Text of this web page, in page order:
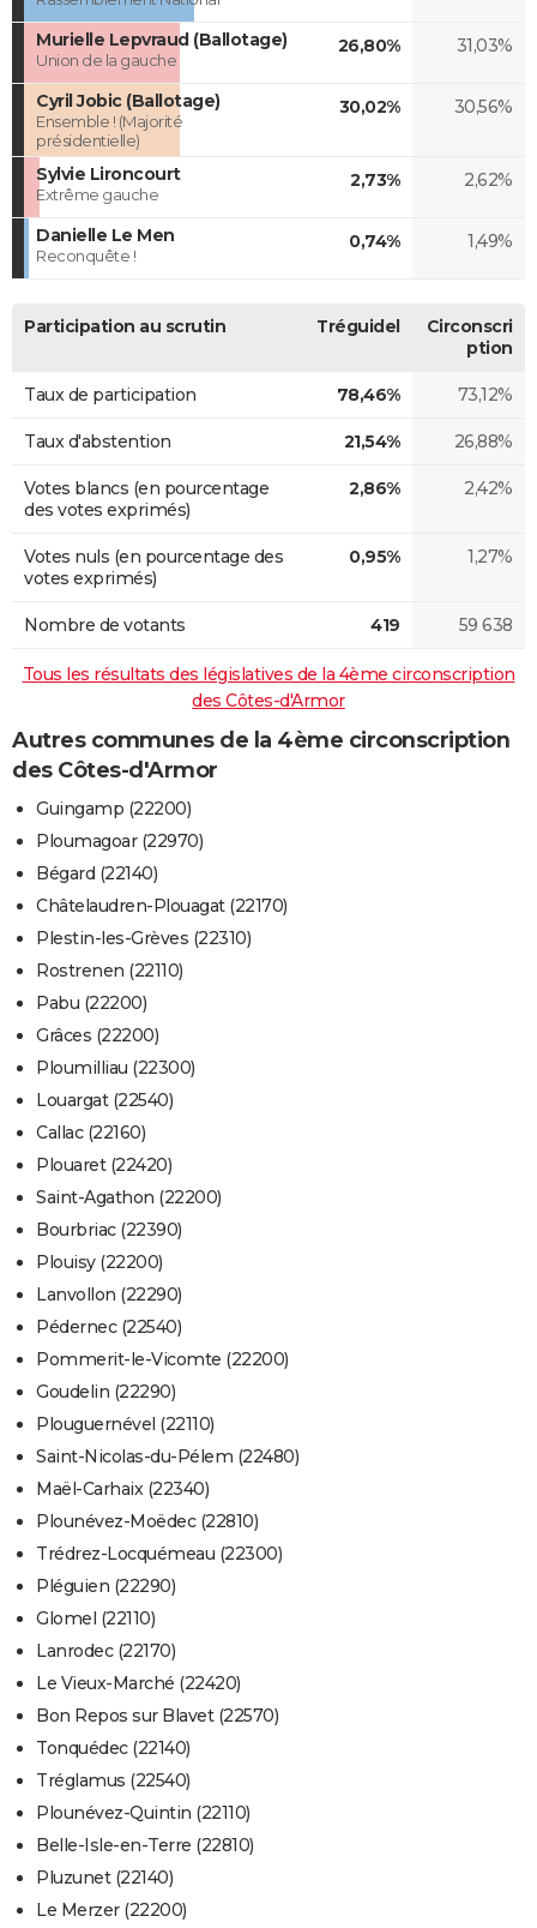
Murielle Lepvraud (Ballotage)
Union de la gauche
26,80% 31,03%
Cyril Jobic (Ballotage)
Ensemble ! (Majorité
présidentielle)
30,02% 30,56%
Sylvie Lironcourt
Extrême gauche
2,73% 2,62%
Danielle Le Men
Reconquête !
0,74% 1,49%
Participation au scrutin Tréguidel
Circonscri
ption
Taux de participation 78,46% 73,12%
Taux d'abstention 21,54% 26,88%
Votes blancs (en pourcentage
des votes exprimés)
2,86% 2,42%
Votes nuls (en pourcentage des
votes exprimés)
0,95% 1,27%
Nombre de votants 419 59 638
Tous les résultats des législatives de la 4ème circonscription
des Côtes-d'Armor
Autres communes de la 4ème circonscription
des Côtes-d'Armor
Guingamp (22200)
Ploumagoar (22970)
Bégard (22140)
Châtelaudren-Plouagat (22170)
Plestin-les-Grèves (22310)
Rostrenen (22110)
Pabu (22200)
Grâces (22200)
Ploumilliau (22300)
Louargat (22540)
Callac (22160)
Plouaret (22420)
Saint-Agathon (22200)
Bourbriac (22390)
Plouisy (22200)
Lanvollon (22290)
Pédernec (22540)
Pommerit-le-Vicomte (22200)
Goudelin (22290)
Plouguernével (22110)
Saint-Nicolas-du-Pélem (22480)
Maël-Carhaix (22340)
Plounévez-Moëdec (22810)
Trédrez-Locquémeau (22300)
Pléguien (22290)
Glomel (22110)
Lanrodec (22170)
Le Vieux-Marché (22420)
Bon Repos sur Blavet (22570)
Tonquédec (22140)
Tréglamus (22540)
Plounévez-Quintin (22110)
Belle-Isle-en-Terre (22810)
Pluzunet (22140)
Le Merzer (22200)